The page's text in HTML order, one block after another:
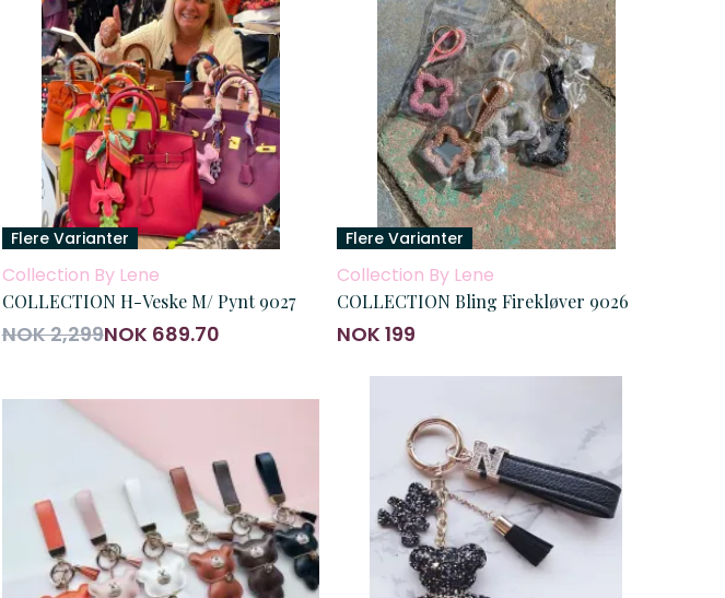
Flere Varianter
Collection By Lene
COLLECTION H-Veske M/ Pynt 9027
NOK 2,299NOK 689.70
Flere Varianter
Collection By Lene
COLLECTION Bling Firekløver 9026
NOK 199